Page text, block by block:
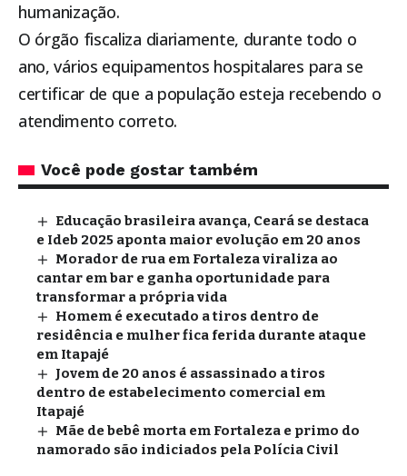
humanização.
O órgão fiscaliza diariamente, durante todo o
ano, vários equipamentos hospitalares para se
certificar de que a população esteja recebendo o
atendimento correto.
Você pode gostar também
Educação brasileira avança, Ceará se destaca
e Ideb 2025 aponta maior evolução em 20 anos
Morador de rua em Fortaleza viraliza ao
cantar em bar e ganha oportunidade para
transformar a própria vida
Homem é executado a tiros dentro de
residência e mulher fica ferida durante ataque
em Itapajé
Jovem de 20 anos é assassinado a tiros
dentro de estabelecimento comercial em
Itapajé
Mãe de bebê morta em Fortaleza e primo do
namorado são indiciados pela Polícia Civil